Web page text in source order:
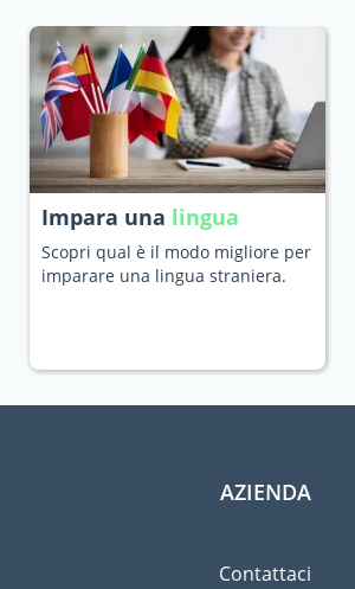
Impara una lingua
Scopri qual è il modo migliore per
imparare una lingua straniera.
AZIENDA
Contattaci